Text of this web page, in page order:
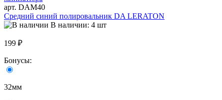
арт. DAM40
Средний синий полировальник DA LERATON
В наличии: 4 шт
199 ₽
Бонусы:
32мм